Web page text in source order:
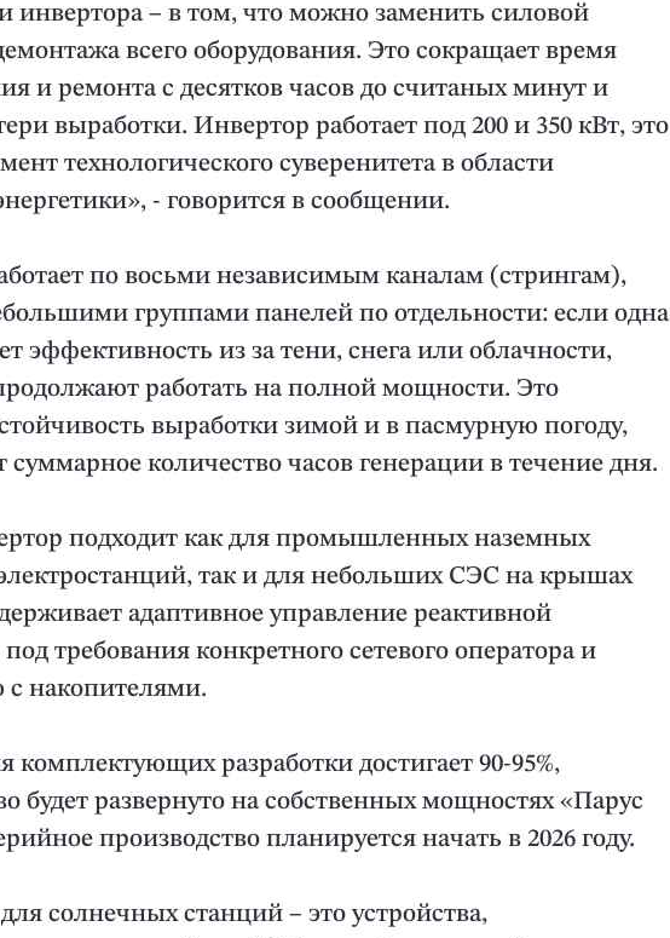
инвертора – в том, что можно заменить силовой
всего оборудования. Это сокращает время
и ремонта с десятков часов до считаных минут и
выработки. Инвертор работает под 200 и 350 кВт, это
технологического суверенитета в области
- говорится в сообщении.
по восьми независимым каналам (стрингам),
группами панелей по отдельности: если одна
эффективность из за тени, снега или облачности,
работать на полной мощности. Это
выработки зимой и в пасмурную погоду,
суммарное количество часов генерации в течение дня.
подходит как для промышленных наземных
так и для небольших СЭС на крышах
адаптивное управление реактивной
требования конкретного сетевого оператора и
с накопителями.
комплектующих разработки достигает 90-95%,
будет развернуто на собственных мощностях «Парус
производство планируется начать в 2026 году.
солнечных станций – это устройства,